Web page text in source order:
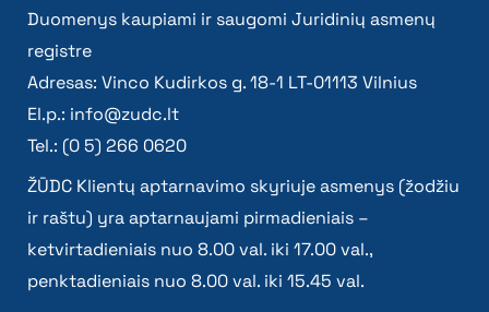
Duomenys kaupiami ir saugomi Juridinių asmenų
registre
Adresas: Vinco Kudirkos g. 18-1 LT-01113 Vilnius
El.p.: info@zudc.lt
Tel.: (0 5) 266 0620
ŽŪDC Klientų aptarnavimo skyriuje asmenys (žodžiu
ir raštu) yra aptarnaujami pirmadieniais –
ketvirtadieniais nuo 8.00 val. iki 17.00 val.,
penktadieniais nuo 8.00 val. iki 15.45 val.